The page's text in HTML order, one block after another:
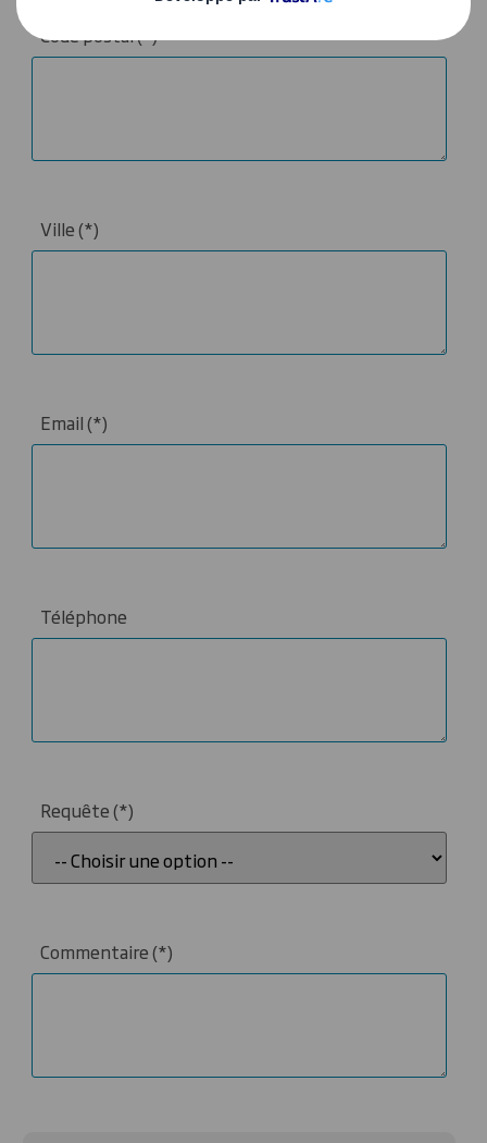
Code postal
Ville
Email
Téléphone
Requête
Commentaire